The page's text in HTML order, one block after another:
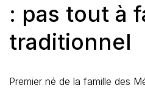
: pas tout à
traditionnel
Premier né de la famille des